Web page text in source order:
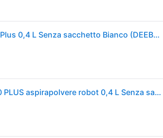
Ecovacs Deebot N20 Plus 0,4 L Senza sacchetto Bianco (DEEBOT N20 Plus)
Ecovacs DEEBOT N20 PLUS aspirapolvere robot 0,4 L Senza sacchetto Bianco